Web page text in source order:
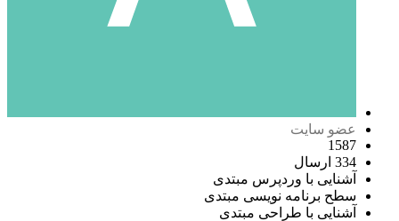
عضو سایت
1587
334 ارسال
آشنایی با وردپرس مبتدی
سطح برنامه نویسی مبتدی
آشنایی با طراحی مبتدی